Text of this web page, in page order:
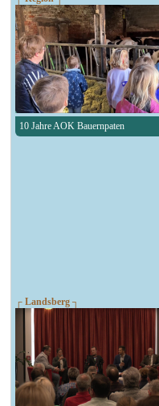
10 Jahre AOK Bauernpaten
┌ Landsberg ┐